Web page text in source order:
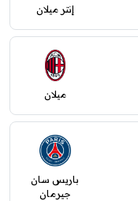
إنتر ميلان
ميلان
باريس سان
جيرمان